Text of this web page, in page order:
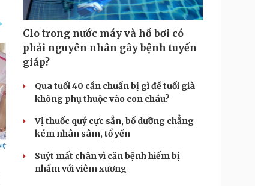
Clo trong nước máy và hồ bơi có
phải nguyên nhân gây bệnh tuyến
giáp?
Qua tuổi 40 cần chuẩn bị gì để tuổi già
không phụ thuộc vào con cháu?
Vị thuốc quý cực sẵn, bổ dưỡng chẳng
kém nhân sâm, tổ yến
Suýt mất chân vì căn bệnh hiếm bị
nhầm với viêm xương